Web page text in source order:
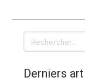
Rechercher
Derniers